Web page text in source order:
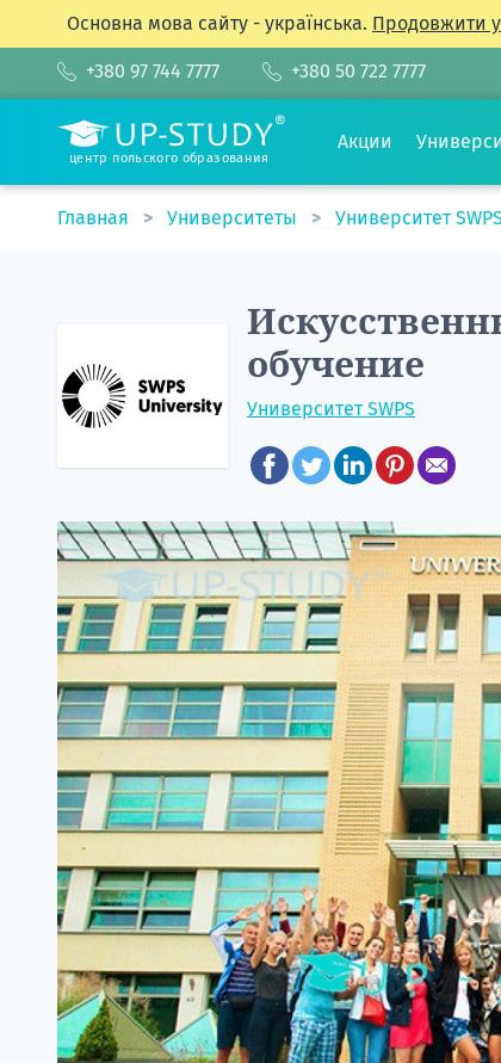
Основна мова сайту - українська. Продовжити
+380 97 744 7777 +380 50 722 7777
центр польского образования
Акции
Главная Университеты Университет SWPS
обучение
Университет SWPS